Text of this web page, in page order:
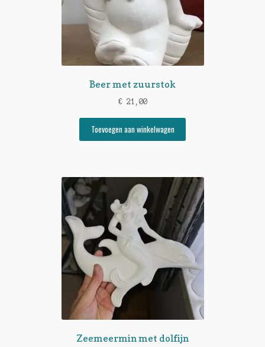
Beer met zuurstok
€ 21,00
Toevoegen aan winkelwagen
Zeemeermin met dolfijn